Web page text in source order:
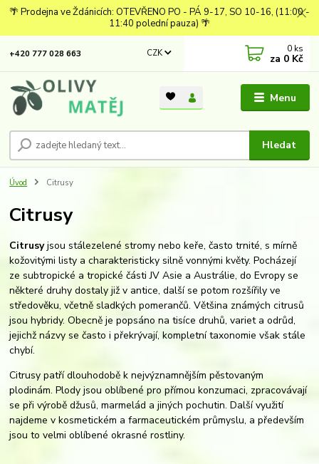
🌴 Prodejna ve Ždánicích: OTEVŘENO PO - PÁ 9-17, SO 10-16, (11:00 -
11:40 polední pauza) 🌴
Menu
CZK
Hledat
+420 777 028 663 0 ks
za 0 Kč
Úvod Citrusy
Citrusy
Citrusyjsou stálezelené stromy nebo keře, často trnité, s mírně
kožovitými listy a charakteristicky silně vonnými květy. Pocházejí
ze subtropické a tropické části JV Asie a Austrálie, do Evropy se
některé druhy dostaly již v antice, další se potom rozšířily ve
středověku, včetně sladkých pomerančů. Většina známých citrusů
jsou hybridy. Obecně je popsáno na tisíce druhů, variet a odrůd,
jejichž názvy se často i překrývají, kompletní taxonomie však stále
chybí.
Citrusy patří dlouhodobě k nejvýznamnějším pěstovaným
plodinám. Plody jsou oblíbené pro přímou konzumaci, zpracovávají
se při výrobě džusů, marmelád a jiných pochutin. Další využití
najdeme v kosmetickém a farmaceutickém průmyslu, a především
jsou to velmi oblíbené okrasné rostliny.